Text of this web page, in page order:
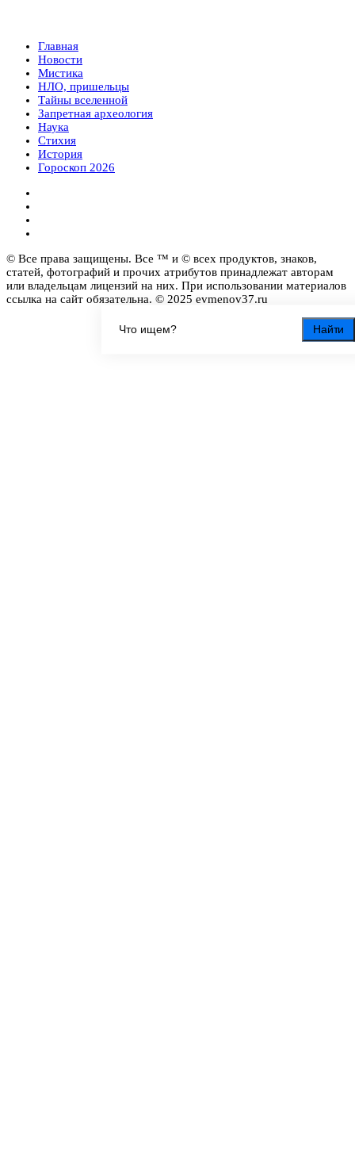
Найти
Главная
Новости
Мистика
НЛО, пришельцы
Тайны вселенной
Запретная археология
Наука
Стихия
История
Гороскоп 2026
© Все права защищены. Все ™ и © всех продуктов, знаков,
статей, фотографий и прочих атрибутов принадлежат авторам
или владельцам лицензий на них. При использовании материалов
ссылка на сайт обязательна. © 2025 evmenov37.ru